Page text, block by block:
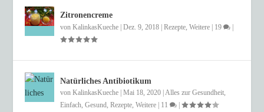
Zitronencreme
vonKalinkasKueche |Dez. 9, 2018 |Rezepte,Weitere 19
Natürliches Antibiotikum
vonKalinkasKueche |Mai 18, 2020 |Alles zur Gesundheit,
Einfach,Gesund,Rezepte,Weitere 11 |